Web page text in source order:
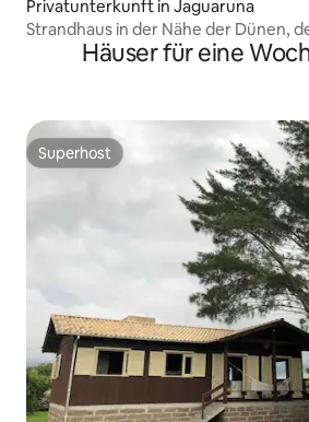
Privatunterkunft in Jaguaruna
Strandhaus in der Nähe der Dünen,
Lagunen.Häuser für eine
Superhost
Superhost